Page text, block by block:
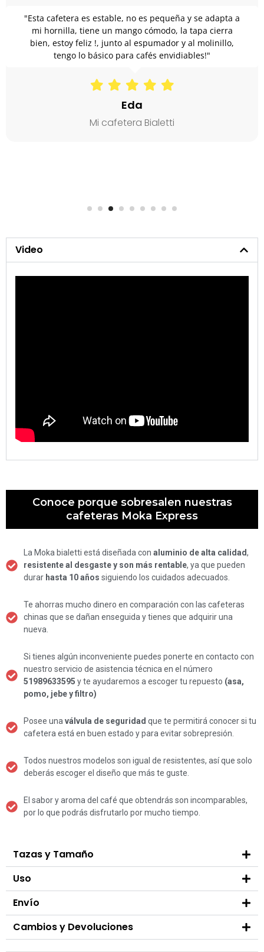
y se adapta a
la tapa cierra
y al molinillo,
"En casa somos amantes del café y
siempre buscamos y probamos
cafeteras, cafés y tipos de
sinceramente: No importa lo bueno
el aroma y sabor que produce esta
comparación. #OtroNivel"
Video
Conoce porque sobresalen nuestras
cafeteras Moka Express
La Moka bialetti está diseñada con aluminio de alta calidad,
resistente al desgaste y son más rentable, ya que pueden
durar hasta 10 años siguiendo los cuidados adecuados.
Te ahorras mucho dinero en comparación con las cafeteras
chinas que se dañan enseguida y tienes que adquirir una
nueva.
Si tienes algún inconveniente puedes ponerte en contacto con
nuestro servicio de asistencia técnica en el número
51989633595 y te ayudaremos a escoger tu repuesto (asa,
pomo, jebe y filtro)
Posee una válvula de seguridad que te permitirá conocer si tu
cafetera está en buen estado y para evitar sobrepresión.
Todos nuestros modelos son igual de resistentes, así que solo
deberás escoger el diseño que más te guste.
El sabor y aroma del café que obtendrás son incomparables,
por lo que podrás disfrutarlo por mucho tiempo.
Tazas y Tamaño
Uso
Envío
Cambios y Devoluciones